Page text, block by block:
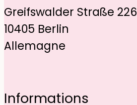
Greifswalder Straße 226
10405 Berlin
Allemagne
Informations